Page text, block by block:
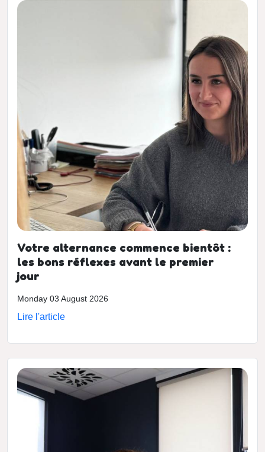
Votre alternance commence bientôt :
les bons réflexes avant le premier
jour
Monday 03 August 2026
Lire l'article